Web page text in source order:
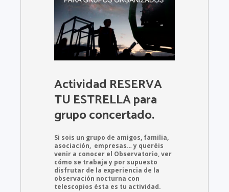
Actividad RESERVA
TU ESTRELLA para
grupo concertado.
Si sois un grupo de amigos, familia,
asociación, empresas… y queréis
venir a conocer el Observatorio, ver
cómo se trabaja y por supuesto
disfrutar de la experiencia de la
observación nocturna con
telescopios ésta es tu actividad.